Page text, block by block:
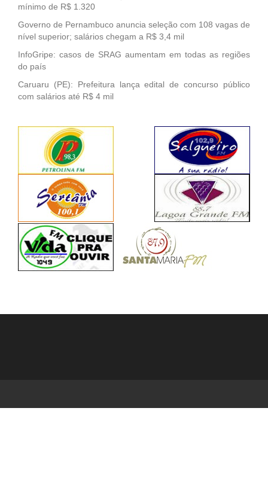
mínimo de R$ 1.320
Governo de Pernambuco anuncia seleção com 108 vagas de
nível superior; salários chegam a R$ 3,4 mil
InfoGripe: casos de SRAG aumentam em todas as regiões
do país
Caruaru (PE): Prefeitura lança edital de concurso público
com salários até R$ 4 mil